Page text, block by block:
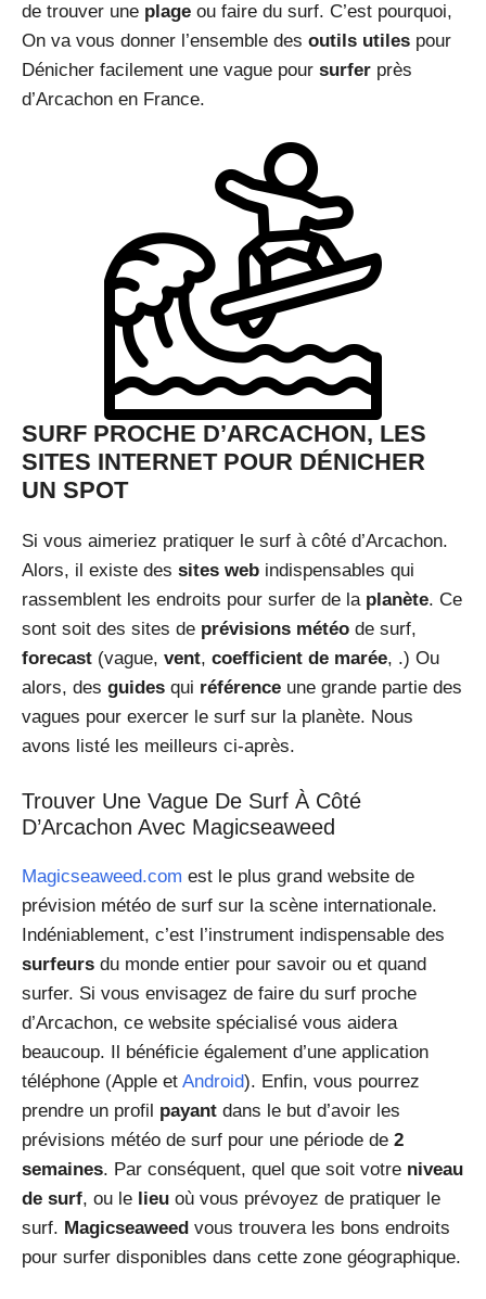
de trouver une plage ou faire du surf. C’est pourquoi,
On va vous donner l’ensemble des outils utiles pour
Dénicher facilement une vague pour surfer près
d’Arcachon en France.
SURF PROCHE D’ARCACHON, LES
SITES INTERNET POUR DÉNICHER
UN SPOT
Si vous aimeriez pratiquer le surf à côté d’Arcachon.
Alors, il existe des sites web indispensables qui
rassemblent les endroits pour surfer de la planète. Ce
sont soit des sites de prévisions météo de surf,
forecast (vague, vent, coefficient de marée, .) Ou
alors, des guides qui référence une grande partie des
vagues pour exercer le surf sur la planète. Nous
avons listé les meilleurs ci-après.
Trouver Une Vague De Surf À Côté
D’Arcachon Avec Magicseaweed
Magicseaweed.com est le plus grand website de
prévision météo de surf sur la scène internationale.
Indéniablement, c’est l’instrument indispensable des
surfeurs du monde entier pour savoir ou et quand
surfer. Si vous envisagez de faire du surf proche
d’Arcachon, ce website spécialisé vous aidera
beaucoup. Il bénéficie également d’une application
téléphone (Apple et Android). Enfin, vous pourrez
prendre un profil payant dans le but d’avoir les
prévisions météo de surf pour une période de 2
semaines. Par conséquent, quel que soit votre niveau
de surf, ou le lieu où vous prévoyez de pratiquer le
surf. Magicseaweed vous trouvera les bons endroits
pour surfer disponibles dans cette zone géographique.